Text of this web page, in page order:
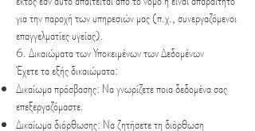
για την παροχή των υπηρεσιών μας (π.χ., συνεργαζόμενοι
επαγγελματίες υγείας).
6. Δικαιώματα των Υποκειμένων των Δεδομένων
Έχετε τα εξής δικαιώματα:
Δικαίωμα πρόσβασης: Να γνωρίζετε ποια δεδομένα σας
επεξεργαζόμαστε.
Δικαίωμα διόρθωσης: Να ζητήσετε τη διόρθωση